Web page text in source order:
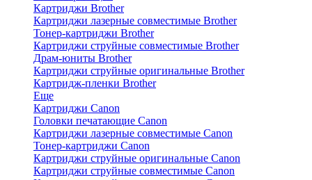
Картриджи Brother
Картриджи лазерные совместимые Brother
Тонер-картриджи Brother
Картриджи струйные совместимые Brother
Драм-юниты Brother
Картриджи струйные оригинальные Brother
Картридж-пленки Brother
Еще
Картриджи Canon
Головки печатающие Canon
Картриджи лазерные совместимые Canon
Тонер-картриджи Canon
Картриджи струйные оригинальные Canon
Картриджи струйные совместимые Canon